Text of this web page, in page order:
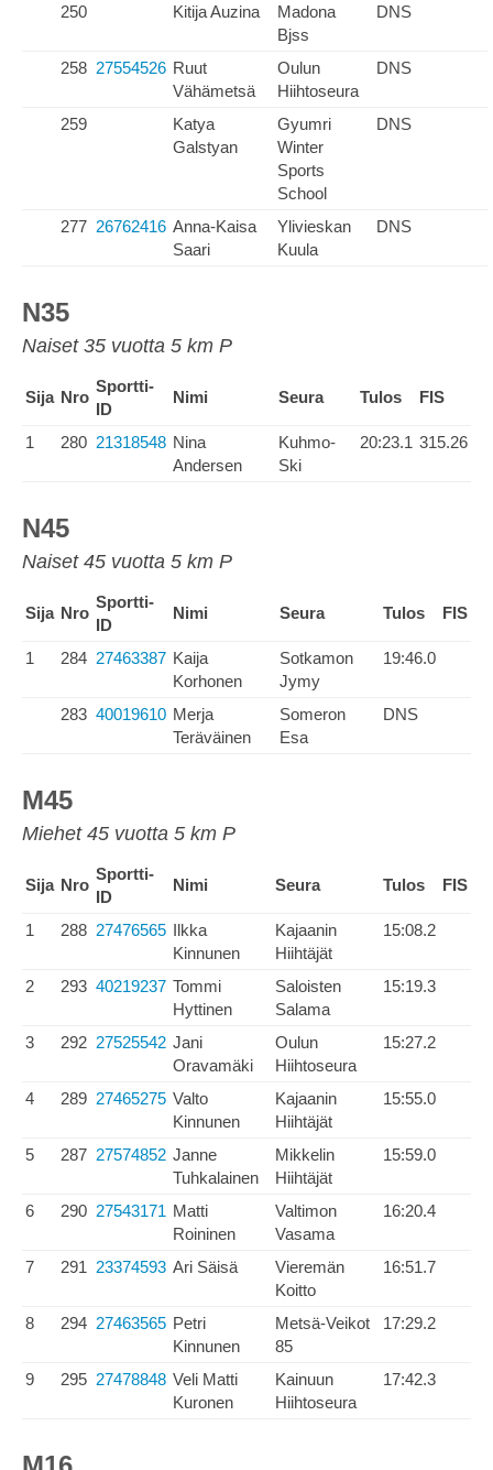
250 Kitija Auzina
Madona
Bjss
DNS
258 27554526 Ruut
Vähämetsä
Oulun
Hiihtoseura
DNS
259
Katya
Galstyan
Gyumri
Winter
Sports
School
DNS
277 26762416 Anna-Kaisa
Saari
Ylivieskan
Kuula
DNS
N35
Naiset 35 vuotta 5 km P
Sija Nro
Sportti-
ID
Nimi Seura Tulos FIS
1 280 21318548 Nina
Andersen
Kuhmo-
Ski
20:23.1 315.26
N45
Naiset 45 vuotta 5 km P
Sija Nro
Sportti-
ID
Nimi Seura Tulos FIS
1 284 27463387 Kaija
Korhonen
Sotkamon
Jymy
19:46.0
283 40019610 Merja
Teräväinen
Someron
Esa
DNS
M45
Miehet 45 vuotta 5 km P
Sija Nro
Sportti-
ID
Nimi Seura Tulos FIS
1 288 27476565 Ilkka
Kinnunen
Kajaanin
Hiihtäjät
15:08.2
2 293 40219237 Tommi
Hyttinen
Saloisten
Salama
15:19.3
3 292 27525542 Jani
Oravamäki
Oulun
Hiihtoseura
15:27.2
4 289 27465275 Valto
Kinnunen
Kajaanin
Hiihtäjät
15:55.0
5 287 27574852 Janne
Tuhkalainen
Mikkelin
Hiihtäjät
15:59.0
6 290 27543171 Matti
Roininen
Valtimon
Vasama
16:20.4
7 291 23374593 Ari Säisä
Vieremän
Koitto
16:51.7
8 294 27463565 Petri
Kinnunen
Metsä-Veikot
85
17:29.2
9 295 27478848 Veli Matti
Kuronen
Kainuun
Hiihtoseura
17:42.3